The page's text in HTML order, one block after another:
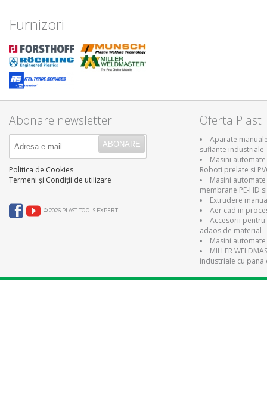
Furnizori
Abonare newsletter
Politica de Cookies
Termeni și Condiții de utilizare
© 2026 PLAST TOOLS EXPERT
Oferta Plast
Aparate
suflante industriale
Masini
Roboti prelate si
Masini
membrane PE-HD
Extrudere
Aer cad in
Accesorii pentru
adaos de material
Masini
MILLER
industriale cu pana